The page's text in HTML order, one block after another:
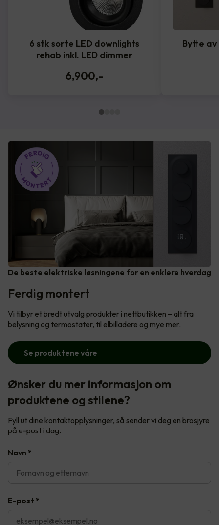
6 stk sorte LED downlights
rehab inkl. LED dimmer
6,900,-
Bytte
De beste elektriske løsningene for en enklere hverdag
Ferdig montert
Vi tilbyr et bredt utvalg produkter i nettbutikken – alt fra
belysning og termostater, til elbilladere og mye mer.
Se produktene våre
Ønsker du mer informasjon om
produktene og stilene?
Fyll ut dine kontaktopplysninger, så sender vi deg en brosjyre
på e-post i dag.
Navn *
E-post *